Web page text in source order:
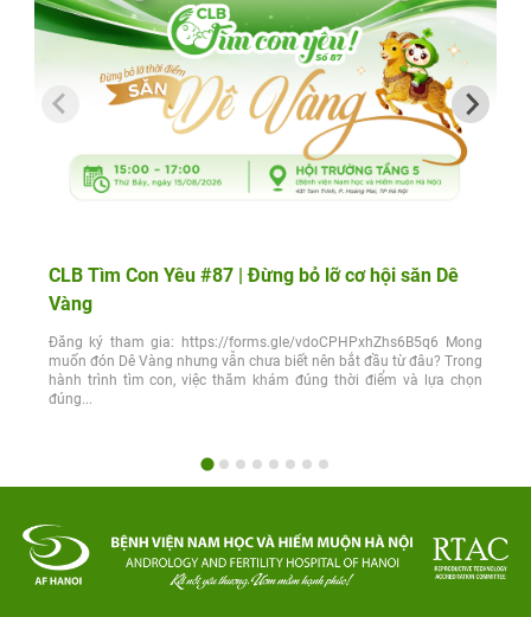
CLB Tìm Con Yêu #87 | Đừng bỏ lỡ cơ hội săn Dê
Vàng
Đăng ký tham gia: https://forms.gle/vdoCPHPxhZhs6B5q6 Mong
muốn đón Dê Vàng nhưng vẫn chưa biết nên bắt đầu từ đâu? Trong
hành trình tìm con, việc thăm khám đúng thời điểm và lựa chọn
đúng...